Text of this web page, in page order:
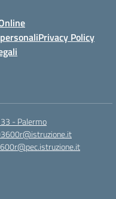
Privacy Policy
- Palermo